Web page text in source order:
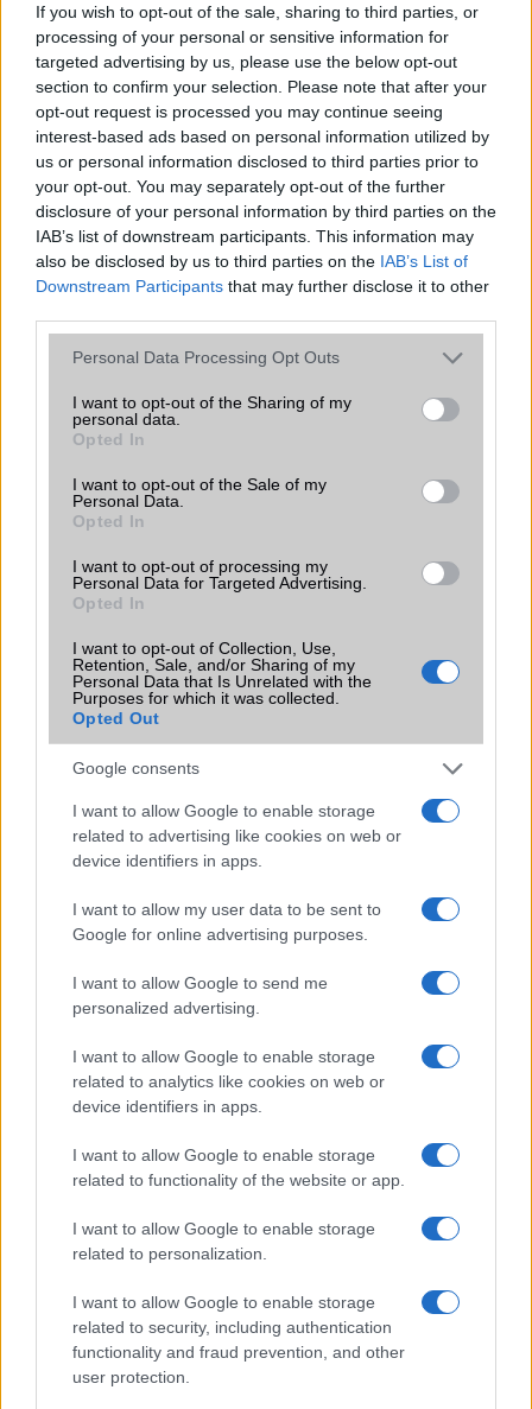
If you wish to opt-out of the sale, sharing to third parties, or
processing of your personal or sensitive information for
targeted advertising by us, please use the below opt-out
section to confirm your selection. Please note that after your
opt-out request is processed you may continue seeing
interest-based ads based on personal information utilized by
us or personal information disclosed to third parties prior to
your opt-out. You may separately opt-out of the further
disclosure of your personal information by third parties on the
IAB’s list of downstream participants. This information may
also be disclosed by us to third parties on the IAB’s List of
Downstream Participants that may further disclose it to other
Please note that this website/app uses one or more Google
not limited to your visit or usage behaviour. You may click to
grant or deny consent to Google and its third-party tags to
use your data for below specified purposes in below Google
consent section.
Personal Data Processing Opt Outs
I want to opt-out of the Sharing of my
personal data.
Opted In
I want to opt-out of the Sale of my
Personal Data.
Opted In
I want to opt-out of processing my
Personal Data for Targeted Advertising.
Opted In
I want to opt-out of Collection, Use,
Retention, Sale, and/or Sharing of my
Personal Data that Is Unrelated with the
Purposes for which it was collected.
Opted Out
Google consents
I want to allow Google to enable storage
related to advertising like cookies on web or
device identifiers in apps.
I want to allow my user data to be sent to
Google for online advertising purposes.
I want to allow Google to send me
personalized advertising.
I want to allow Google to enable storage
related to analytics like cookies on web or
device identifiers in apps.
I want to allow Google to enable storage
related to functionality of the website or app.
I want to allow Google to enable storage
related to personalization.
I want to allow Google to enable storage
related to security, including authentication
functionality and fraud prevention, and other
user protection.
Euro Gsm
267.000 Ft (új)
Számos népszerű Samsung Galaxy
frissítésből – itt a lista az érintett
modellekről
A One UI 9 érkezése új mesterséges intelligencia-
funkciókat és továbbfejlesztett kezelőfelületet hoz,
azonban több korábbi csúcskategóriás és középkategóriás
Galaxy készülék számára ez lesz az út vége.
iPhone 18 bemutató dátum - ekkor
csúcsmobilokról
2026.06.29| Phone Arena
A szeptemberi eseményen az iPhone 18 Pro modellek
bemutatkozhat, miközben az áremelésekről szóló
találgatások továbbra is beárnyékolják a rajtot.
Az Android rejtett automatizmusai: hat
funkció, amely észrevétlenül könnyíti
2026.06.14| Android Police
Sok felhasználó külön alkalmazásokra esküszik, pedig az
amelyek maguktól dolgoznak a háttérben.
Ez a rejtett Samsung funkció teljesen
megváltoztatja a mobilhasználatot –
sokan mégsem tudnak róla
Az Edge Panel az egyik leghasznosabb funkció, amely
jelentősen felgyorsítja a mindennapi használatot,
KAPCSOLÓDÓ HÍREK